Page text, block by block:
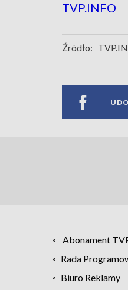
TVP.INFO
Źródło:
Abonament
Rada
Biuro Reklamy